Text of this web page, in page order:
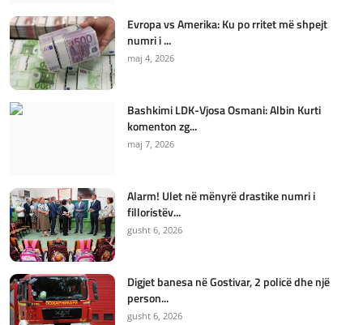
Evropa vs Amerika: Ku po rritet më shpejt
numri i ...
maj 4, 2026
Bashkimi LDK-Vjosa Osmani: Albin Kurti
komenton zg...
maj 7, 2026
Alarm! Ulet në mënyrë drastike numri i
filloristëv...
gusht 6, 2026
Digjet banesa në Gostivar, 2 policë dhe një
person...
gusht 6, 2026